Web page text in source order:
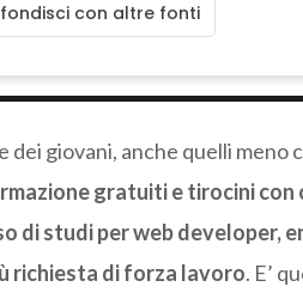
con altre fonti
dei giovani, anche quelli
gratuiti e tirocini con
di studi per web developer,
richiesta di forza lavoro. E’